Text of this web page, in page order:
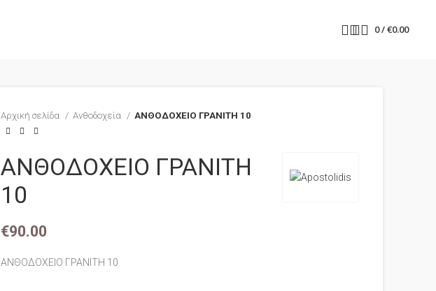
0/€0.00
Αρχική σελίδα Ανθοδοχεία ΑΝΘΟΔΟΧΕΙΟ ΓΡΑΝΙΤΗ 10
ΑΝΘΟΔΟΧΕΙΟ ΓΡΑΝΙΤΗ
10
€90.00
ΑΝΘΟΔΟΧΕΙΟ ΓΡΑΝΙΤΗ 10